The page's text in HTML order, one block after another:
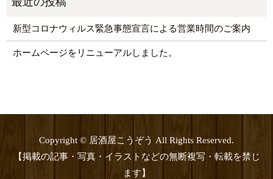
新型コロナウィルス緊急事態宣言による営業時間のご案内
ホームページをリニューアルしました。
Copyright © 居酒屋こうぞう All Rights Reserved.
【掲載の記事・写真・イラストなどの無断複写・転載を禁じ
ます】